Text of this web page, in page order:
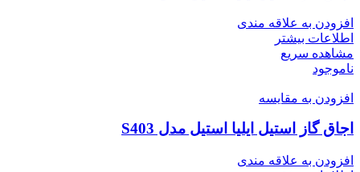
افزودن به علاقه مندی
اطلاعات بیشتر
مشاهده سریع
ناموجود
افزودن به مقایسه
اجاق گاز استیل ایلیا استیل مدل S403
افزودن به علاقه مندی